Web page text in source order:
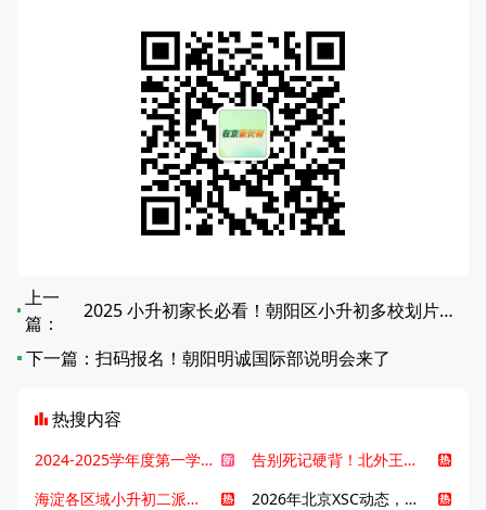
上一
篇：
2025 小升初家长必看！朝阳区小升初多校划片对应中学全览
下一篇： 扫码报名！朝阳明诚国际部说明会来了
热搜内容
2024-2025学年度第一学期北京各区期末考试真题试卷汇总
告别死记硬背！北外王牌精读词汇课，帮孩子突破英语词汇难关
海淀各区域小升初二派全攻略合集！区域一至五志愿填报、升学策略详解
2026年北京XSC动态，持续更新中ing...